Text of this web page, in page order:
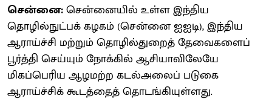
சென்னை:சென்னையில் உள்ள இந்திய
தொழில்நுட்பக் கழகம் (சென்னை ஐஐடி), இந்திய
ஆராய்ச்சி மற்றும் தொழில்துறைத் தேவைகளைப்
பூர்த்தி செய்யும் நோக்கில் ஆசியாவிலேயே
மிகப்பெரிய ஆழமற்ற கடல்அலைப் படுகை
ஆராய்ச்சிக் கூடத்தைத் தொடங்கியுள்ளது.